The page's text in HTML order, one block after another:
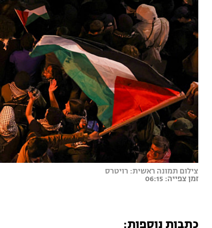
צילום תמונה ראשית: רויטרס
זמן צפייה: 06:15